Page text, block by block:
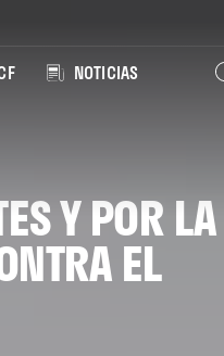
NOTICIAS
Y POR LA
EL